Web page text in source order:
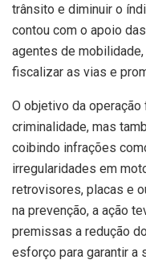
trânsito e diminuir o
contou com o apoio
agentes de mobilidade,
fiscalizar as vias e
O objetivo da
criminalidade, mas
coibindo infrações
irregularidades em
retrovisores, placas e
na prevenção, a ação
premissas a redução
esforço para garantir a